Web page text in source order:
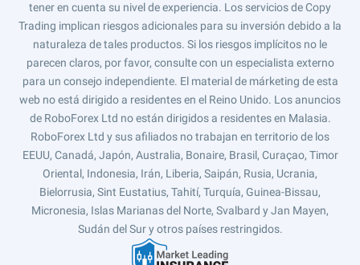
tener en cuenta su nivel de experiencia. Los servicios de Copy
Trading implican riesgos adicionales para su inversión debido a la
naturaleza de tales productos. Si los riesgos implícitos no le
parecen claros, por favor, consulte con un especialista externo
para un consejo independiente. El material de márketing de esta
web no está dirigido a residentes en el Reino Unido. Los anuncios
de RoboForex Ltd no están dirigidos a residentes en Malasia.
RoboForex Ltd y sus afiliados no trabajan en territorio de los
EEUU, Canadá, Japón, Australia, Bonaire, Brasil, Curaçao, Timor
Oriental, Indonesia, Irán, Liberia, Saipán, Rusia, Ucrania,
Bielorrusia, Sint Eustatius, Tahití, Turquía, Guinea-Bissau,
Micronesia, Islas Marianas del Norte, Svalbard y Jan Mayen,
Sudán del Sur y otros países restringidos.